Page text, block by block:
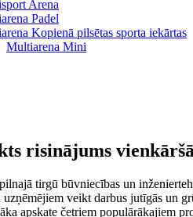
Arena
Padel
Kopienā pilsētas sporta iekārtas
Multiarena Mini
risinājums
tirgū būvniecības un
veikt darbus jutīgās un
apskate četriem populārākajiem